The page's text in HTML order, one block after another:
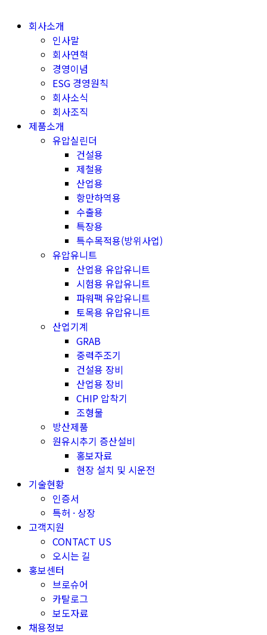
회사소개
인사말
회사연혁
경영이념
ESG 경영원칙
회사소식
회사조직
제품소개
유압실린더
건설용
제철용
산업용
항만하역용
수출용
특장용
특수목적용(방위사업)
유압유니트
산업용 유압유니트
시험용 유압유니트
파워팩 유압유니트
토목용 유압유니트
산업기계
GRAB
중력주조기
건설용 장비
산업용 장비
CHIP 압착기
조형물
방산제품
원유시추기 증산설비
홍보자료
현장 설치 및 시운전
기술현황
인증서
특허 · 상장
고객지원
CONTACT US
오시는 길
홍보센터
브로슈어
카탈로그
보도자료
채용정보